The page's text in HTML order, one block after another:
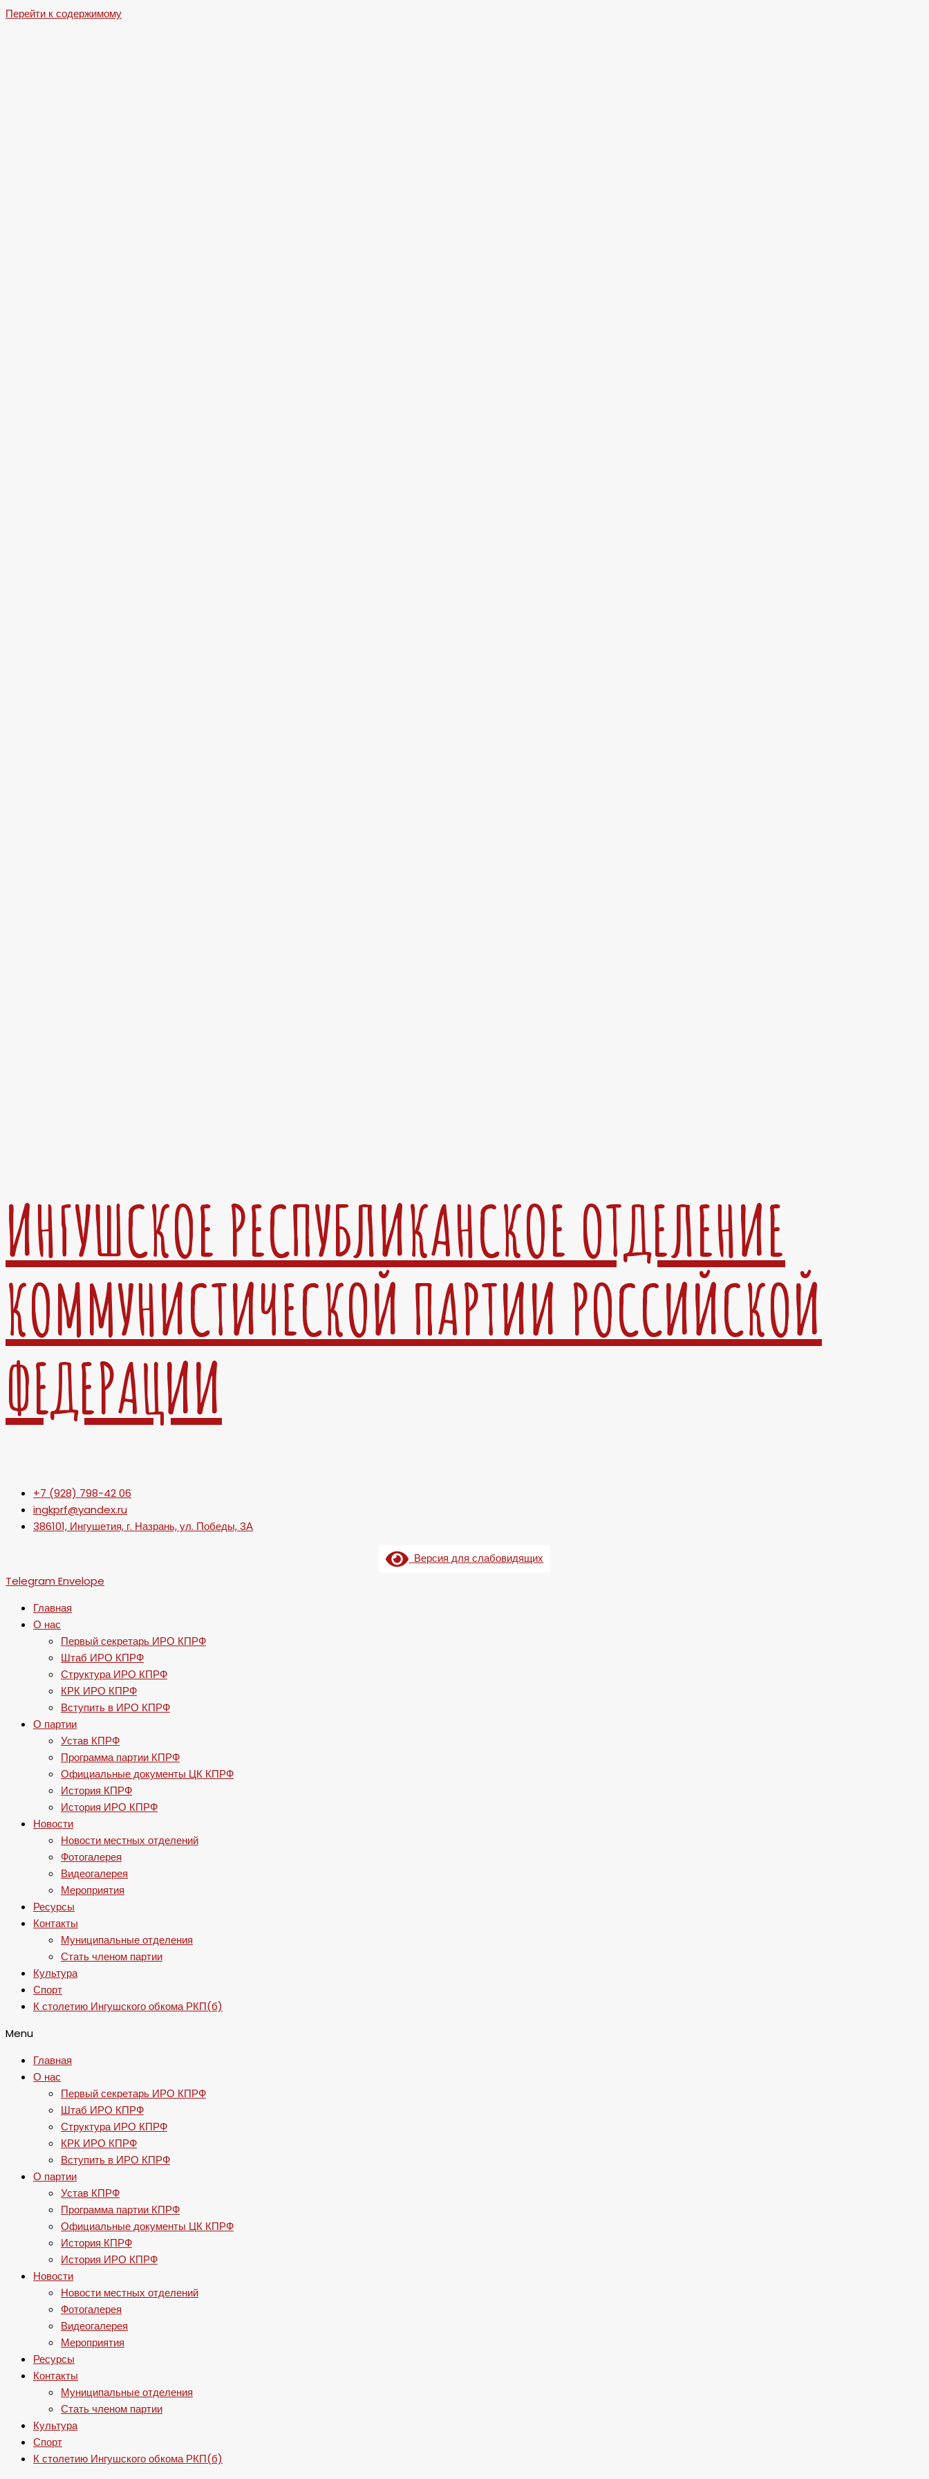
Перейти к содержимому
ИНГУШСКОЕ РЕСПУБЛИКАНСКОЕ ОТДЕЛЕНИЕ
КОММУНИСТИЧЕСКОЙ ПАРТИИ РОССИЙСКОЙ
ФЕДЕРАЦИИ
+7 (928) 798-42 06
ingkprf@yandex.ru
386101, Ингушетия, г. Назрань, ул. Победы, 3А
Версия для слабовидящих
Telegram Envelope
Главная
О нас
Первый секретарь ИРО КПРФ
Штаб ИРО КПРФ
Структура ИРО КПРФ
КРК ИРО КПРФ
Вступить в ИРО КПРФ
О партии
Устав КПРФ
Программа партии КПРФ
Официальные документы ЦК КПРФ
История КПРФ
История ИРО КПРФ
Новости
Новости местных отделений
Фотогалерея
Видеогалерея
Мероприятия
Ресурсы
Контакты
Муниципальные отделения
Стать членом партии
Культура
Спорт
К столетию Ингушского обкома РКП(б)
Menu
Главная
О нас
Первый секретарь ИРО КПРФ
Штаб ИРО КПРФ
Структура ИРО КПРФ
КРК ИРО КПРФ
Вступить в ИРО КПРФ
О партии
Устав КПРФ
Программа партии КПРФ
Официальные документы ЦК КПРФ
История КПРФ
История ИРО КПРФ
Новости
Новости местных отделений
Фотогалерея
Видеогалерея
Мероприятия
Ресурсы
Контакты
Муниципальные отделения
Стать членом партии
Культура
Спорт
К столетию Ингушского обкома РКП(б)